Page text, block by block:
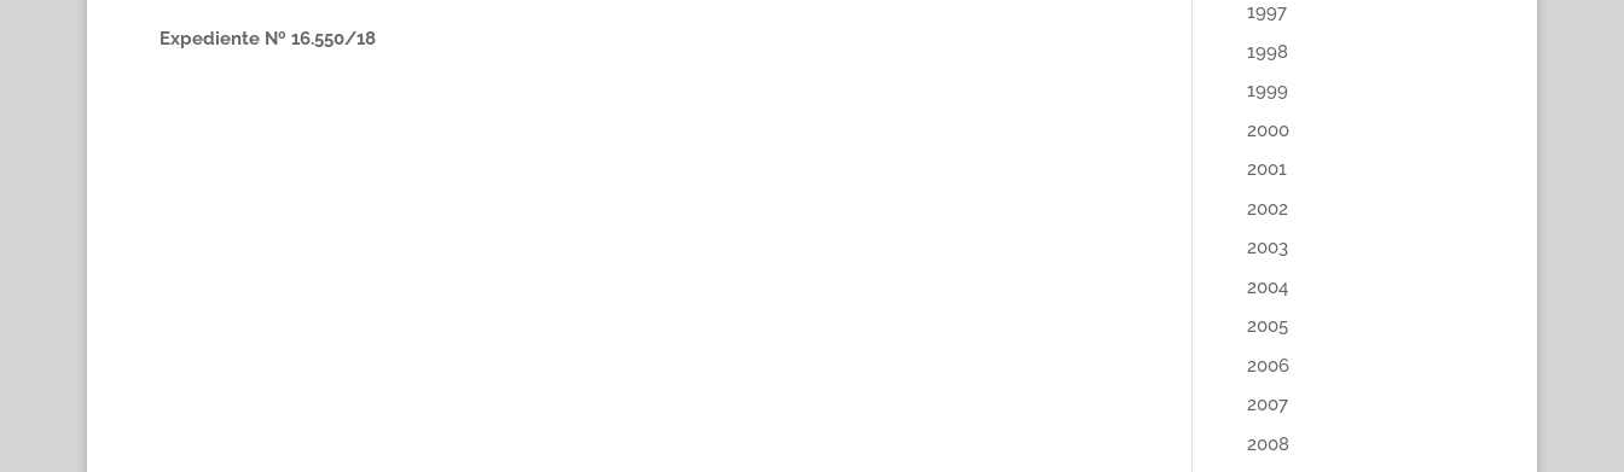
Expediente Nº 16.550/18
1997
1998
1999
2000
2001
2002
2003
2004
2005
2006
2007
2008